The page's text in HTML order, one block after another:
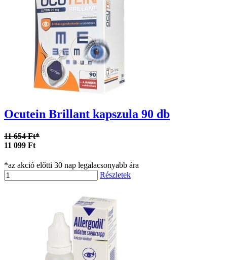
Ocutein Brillant kapszula 90 db
11 654 Ft*
11 099 Ft
*az akció előtti 30 nap legalacsonyabb ára
Részletek